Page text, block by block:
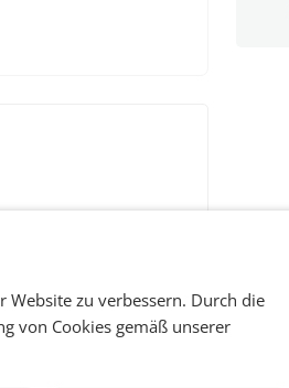
zu verbessern. Durch die
von Cookies gemäß unserer